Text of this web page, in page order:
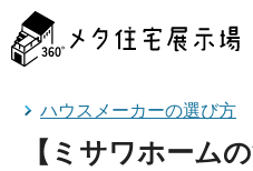
タ
住
ハウスメーカーの選び方
【ミサワホーム